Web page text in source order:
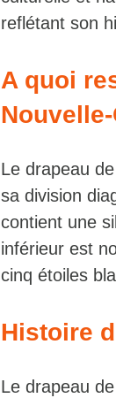
reflétant son
A quoi
Le drapeau
sa division
contient une
inférieur est
cinq étoiles
Histoire
Le drapeau